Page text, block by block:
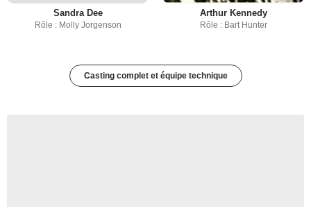
Sandra Dee
Rôle : Molly Jorgenson
Arthur Kennedy
Rôle : Bart Hunter
Casting complet et équipe technique